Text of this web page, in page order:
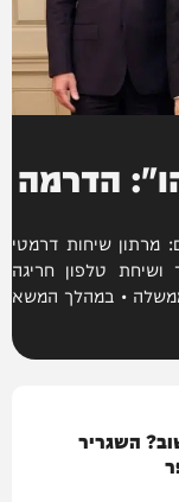
הדרמה
מרתון שיחות דרמטי
ושיחת טלפון חריגה
• במהלך המשא
השגריר